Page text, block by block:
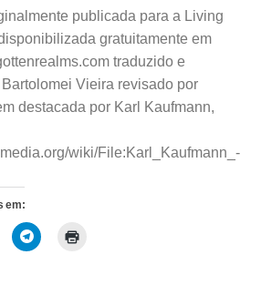
publicada para a Living
gratuitamente em
traduzido e
Vieira revisado por
destacada por Karl Kaufmann,
wiki/File:Karl_Kaufmann_-
em: